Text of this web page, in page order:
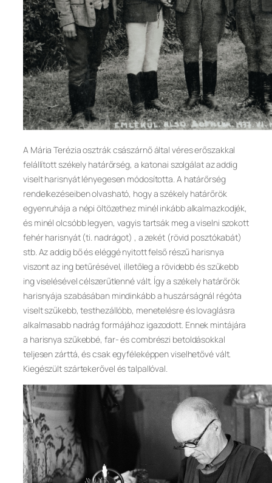
A Mária Terézia osztrák császárnő által véres erőszakkal
felállított székely határőrség, a katonai szolgálat az addig
viselt harisnyát lényegesen módosította. A határőrség
rendelkezéseiben olvasható, hogy a székely határőrök
egyenruhája a népi öltözethez minél inkább alkalmazkodjék,
és minél olcsóbb legyen, vagyis tartsák meg a viselni szokott
fehér harisnyát (ti. nadrágot) , a zekét (rövid posztókabát)
stb. Az addig bő és eléggé nyitott felső részű harisnya
viszont az ing betűrésével, illetőleg a rövidebb és szűkebb
ing viselésével célszerűtlenné vált. Így a székely határőrök
harisnyája szabásában mindinkább a huszárságnál régóta
viselt szűkebb, testhezállóbb, menetelésre és lovaglásra
alkalmasabb nadrág formájához igazodott. Ennek mintájára
a harisnya szűkebbé, far- és combrészi betoldásokkal
teljesen zárttá, és csak egyféleképpen viselhetővé vált.
Kiegészült szártekerővel és talpallóval.